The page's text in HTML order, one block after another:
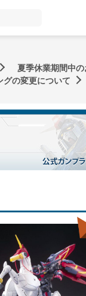
夏季休業期間中
グの変更について